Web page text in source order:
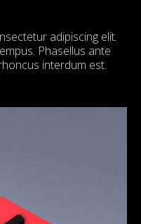
adipiscing elit.
Phasellus ante
interdum est.